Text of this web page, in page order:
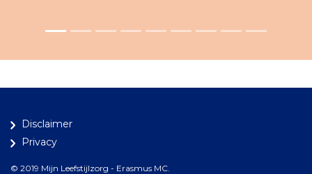
Disclaimer
Privacy
© 2019 Mijn Leefstijlzorg - Erasmus MC.